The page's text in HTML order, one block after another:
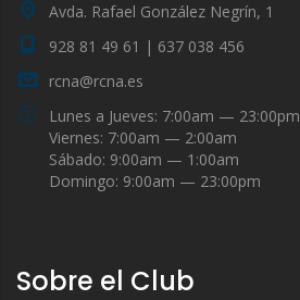
Avda. Rafael González Negrín, 1
928 81 49 61 | 637 038 456
rcna@rcna.es
Lunes a Jueves: 7:00am — 23:00pm
Viernes: 7:00am — 2:00am
Sábado: 9:00am — 1:00am
Domingo: 9:00am — 23:00pm
Sobre el Club